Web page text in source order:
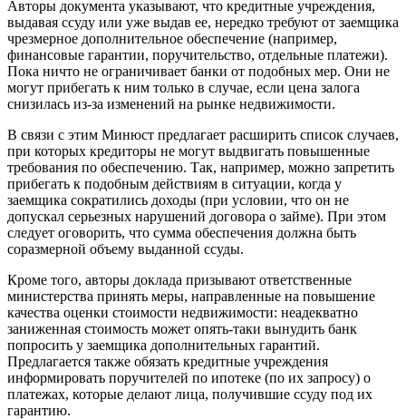
Авторы документа указывают, что кредитные учреждения,
выдавая ссуду или уже выдав ее, нередко требуют от заемщика
чрезмерное дополнительное обеспечение (например,
финансовые гарантии, поручительство, отдельные платежи).
Пока ничто не ограничивает банки от подобных мер. Они не
могут прибегать к ним только в случае, если цена залога
снизилась из-за изменений на рынке недвижимости.
В связи с этим Минюст предлагает расширить список случаев,
при которых кредиторы не могут выдвигать повышенные
требования по обеспечению. Так, например, можно запретить
прибегать к подобным действиям в ситуации, когда у
заемщика сократились доходы (при условии, что он не
допускал серьезных нарушений договора о займе). При этом
следует оговорить, что сумма обеспечения должна быть
соразмерной объему выданной ссуды.
Кроме того, авторы доклада призывают ответственные
министерства принять меры, направленные на повышение
качества оценки стоимости недвижимости: неадекватно
заниженная стоимость может опять-таки вынудить банк
попросить у заемщика дополнительных гарантий.
Предлагается также обязать кредитные учреждения
информировать поручителей по ипотеке (по их запросу) о
платежах, которые делают лица, получившие ссуду под их
гарантию.